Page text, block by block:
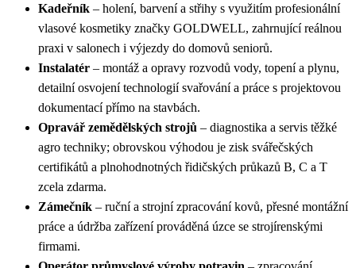
Kadeřník – holení, barvení a střihy s využitím profesionální
vlasové kosmetiky značky GOLDWELL, zahrnující reálnou
praxi v salonech i výjezdy do domovů seniorů.
Instalatér – montáž a opravy rozvodů vody, topení a plynu,
detailní osvojení technologií svařování a práce s projektovou
dokumentací přímo na stavbách.
Opravář zemědělských strojů – diagnostika a servis těžké
agro techniky; obrovskou výhodou je zisk svářečských
certifikátů a plnohodnotných řidičských průkazů B, C a T
zcela zdarma.
Zámečník – ruční a strojní zpracování kovů, přesné montážní
práce a údržba zařízení prováděná úzce se strojírenskými
firmami.